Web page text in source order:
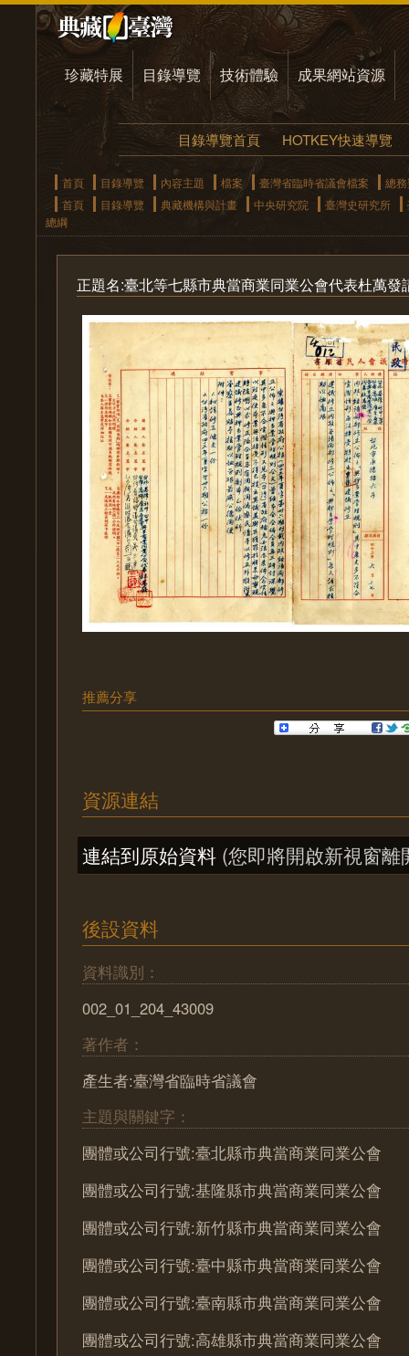
珍藏特展 目錄導覽 技術體驗 成果網站資源
目錄導覽首頁 HOTKEY快速導覽
首頁 目錄導覽 內容主題 檔案 臺灣省臨時省議會檔案
總
首頁
目錄導覽 典藏機構與計畫 中央研究院 臺灣史研究所
總綱
正題名:臺北等七縣市典當商業同業公會代表杜萬
推薦分享
資源連結
連結到原始資料 (您即將開啟新視窗離
後設資料
資料識別：
002_01_204_43009
著作者：
產生者:臺灣省臨時省議會
主題與關鍵字：
團體或公司行號:臺北縣市典當商業同業公會
團體或公司行號:基隆縣市典當商業同業公會
團體或公司行號:新竹縣市典當商業同業公會
團體或公司行號:臺中縣市典當商業同業公會
團體或公司行號:臺南縣市典當商業同業公會
團體或公司行號:高雄縣市典當商業同業公會